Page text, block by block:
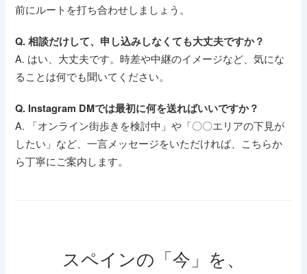
前にルートを打ち合わせしましょう。
Q. 相談だけして、申し込みしなくても大丈夫ですか？
A. はい、大丈夫です。時差や中継のイメージなど、気にな
ることは何でも聞いてください。
Q. Instagram DMでは最初に何を送ればいいですか？
A. 「オンライン街歩きを検討中」や「〇〇エリアの下見が
したい」など、一言メッセージをいただければ、こちらか
ら丁寧にご案内します。
スペインの「今」を、